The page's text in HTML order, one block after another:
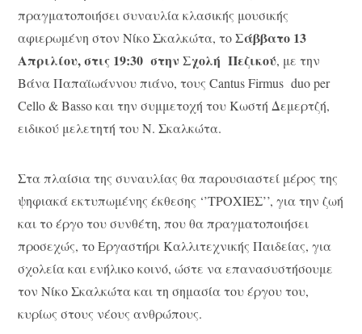
πραγματοποιήσει συναυλία κλασικής μουσικής
αφιερωμένη στον Νίκο Σκαλκώτα, τοΣάββατο 13
Απριλίου, στις 19:30 στην Σχολή Πεζικού, με την
Βάνα Παπαϊωάννου πιάνο, τους Cantus Firmus duo per
Cello & Basso και την συμμετοχή του Κωστή Δεμερτζή,
ειδικού μελετητή του Ν. Σκαλκώτα.
Στα πλαίσια της συναυλίας θα παρουσιαστεί μέρος της
ψηφιακά εκτυπωμένης έκθεσης ‘’ΤΡΟΧΙΕΣ’’, για την ζωή
και το έργο του συνθέτη, που θα πραγματοποιήσει
προσεχώς, το Εργαστήρι Καλλιτεχνικής Παιδείας, για
σχολεία και ενήλικο κοινό, ώστε να επανασυστήσουμε
τον Νίκο Σκαλκώτα και τη σημασία του έργου του,
κυρίως στους νέους ανθρώπους.